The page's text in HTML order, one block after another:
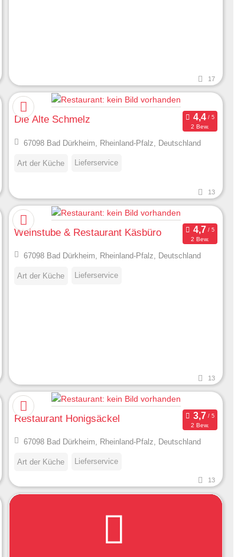
17
Die Alte Schmelz
2 Bew.
67098 Bad Dürkheim, Rheinland-Pfalz, Deutschland
Art der Küche Lieferservice
13
Weinstube & Restaurant Käsbüro
2 Bew.
67098 Bad Dürkheim, Rheinland-Pfalz, Deutschland
Art der Küche Lieferservice
13
Restaurant Honigsäckel
2 Bew.
67098 Bad Dürkheim, Rheinland-Pfalz, Deutschland
Art der Küche Lieferservice
13